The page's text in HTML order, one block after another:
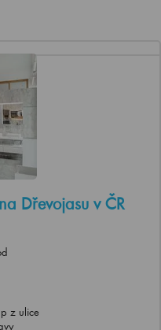
Dřevojasu v ČR
z ulice